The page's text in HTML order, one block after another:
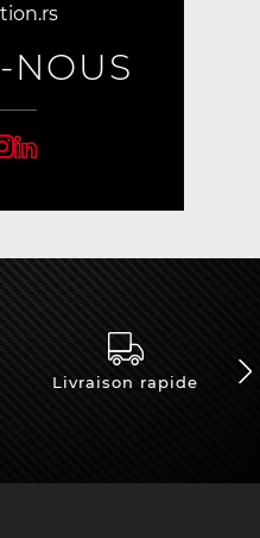
NOUS
Livraison rapide